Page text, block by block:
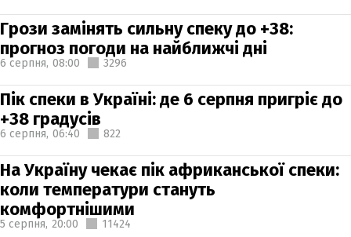
Грози замінять сильну спеку до +38:
прогноз погоди на найближчі дні
6 серпня, 08:00 3296
Пік спеки в Україні: де 6 серпня пригріє до
+38 градусів
6 серпня, 06:40 822
На Україну чекає пік африканської спеки:
коли температури стануть
комфортнішими
5 серпня, 20:00 11424